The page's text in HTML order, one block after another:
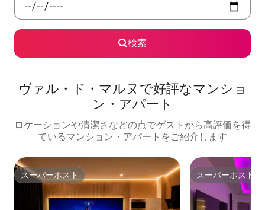
検索
ヴァル・ド・マルヌで好評なマンショ
ン・アパート
ロケーションや清潔さなどの点でゲストから高評価を得
ているマンション・アパートをご紹介します
スーパーホスト
スーパーホスト スーパーホスト
スーパーホスト